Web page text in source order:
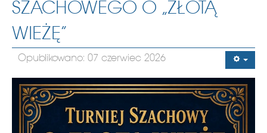
SZACHOWEGO O „ZŁOTĄ
WIEŻĘ”
Opublikowano: 07 czerwiec 2026